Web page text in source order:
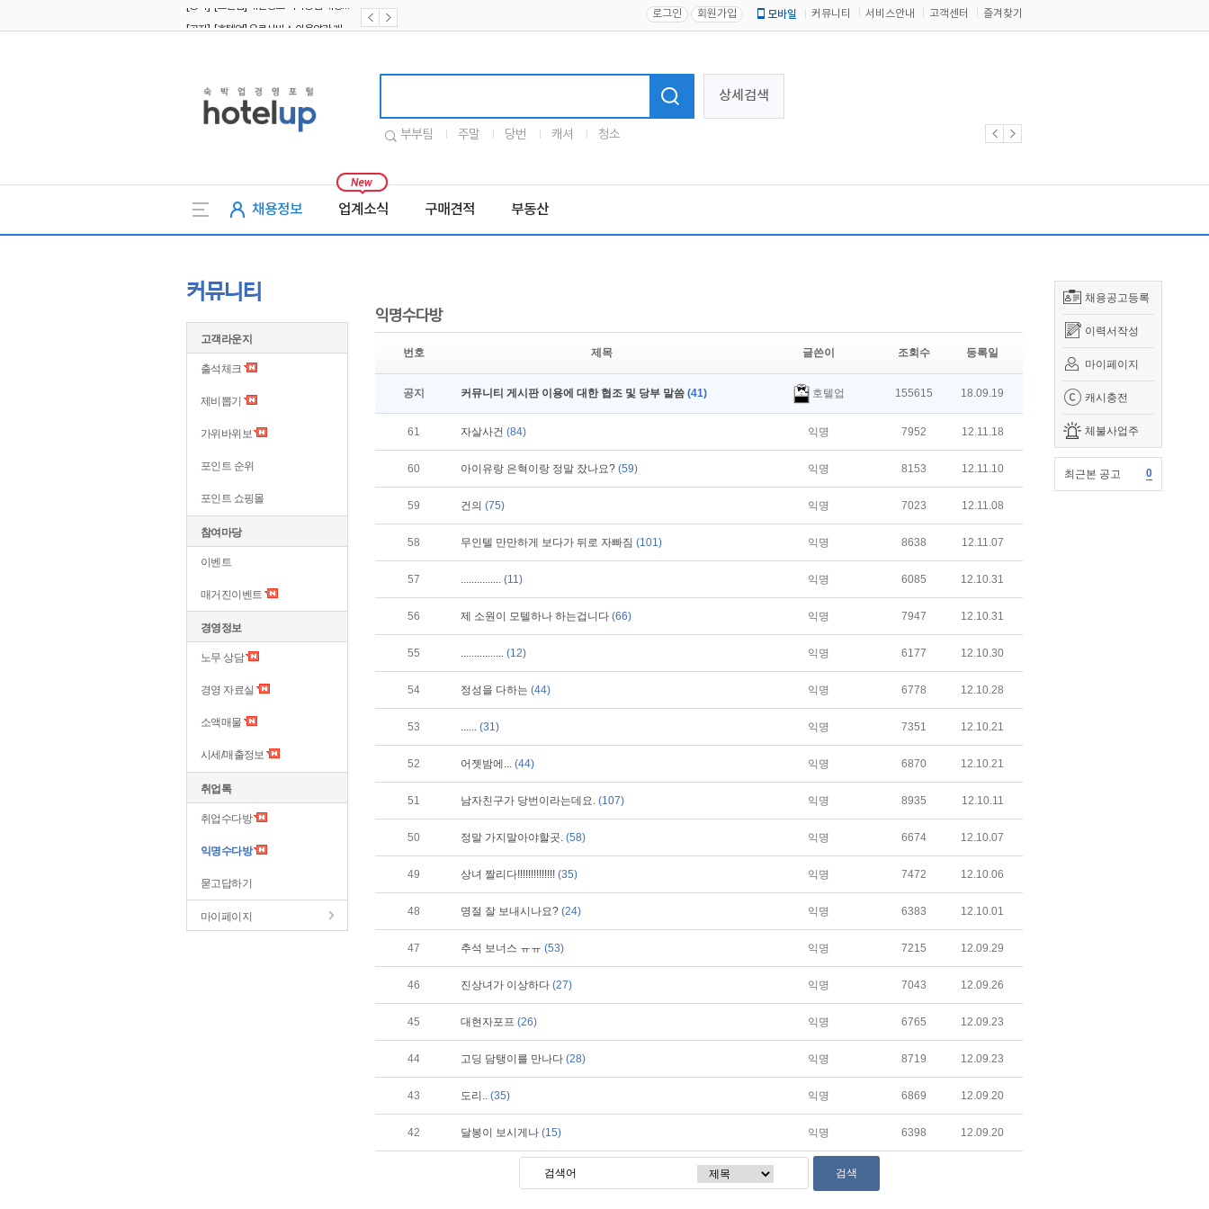
로그인 회원가입 모바일 커뮤니티 서비스안내 고객센터 즐겨찾기
상세검색
부부팀 주말 당번 캐셔 청소
채용정보 업계소식 구매견적 부동산
채용공고등록
이력서작성
마이페이지
캐시충전
체불사업주
최근본 공고 0
커뮤니티
고객라운지
출석체크
제비뽑기
가위바위보
포인트 순위
포인트 쇼핑몰
참여마당
이벤트
매거진이벤트
경영정보
노무 상담
경영 자료실
소액매물
시세/매출정보
취업톡
취업수다방
익명수다방
묻고답하기
마이페이지
익명수다방
번호 제목 글쓴이 조회수 등록일
공지 커뮤니티 게시판 이용에 대한 협조 및 당부 말씀 (41) 호텔업 155615 18.09.19
61 자살사건 (84) 익명 7952 12.11.18
60 아이유랑 은혁이랑 정말 잤나요? (59) 익명 8153 12.11.10
59 건의 (75) 익명 7023 12.11.08
58 무인텔 만만하게 보다가 뒤로 자빠짐 (101) 익명 8638 12.11.07
57 ............... (11) 익명 6085 12.10.31
56 제 소원이 모텔하나 하는겁니다 (66) 익명 7947 12.10.31
55 ................ (12) 익명 6177 12.10.30
54 정성을 다하는 (44) 익명 6778 12.10.28
53 ...... (31) 익명 7351 12.10.21
52 어젯밤에... (44) 익명 6870 12.10.21
51 남자친구가 당번이라는데요. (107) 익명 8935 12.10.11
50 정말 가지말아야할곳. (58) 익명 6674 12.10.07
49 상녀 짤리다!!!!!!!!!!!!!! (35) 익명 7472 12.10.06
48 명절 잘 보내시나요? (24) 익명 6383 12.10.01
47 추석 보너스 ㅠㅠ (53) 익명 7215 12.09.29
46 진상녀가 이상하다 (27) 익명 7043 12.09.26
45 대현자포프 (26) 익명 6765 12.09.23
44 고딩 담탱이를 만나다 (28) 익명 8719 12.09.23
43 도리.. (35) 익명 6869 12.09.20
42 달봉이 보시게나 (15) 익명 6398 12.09.20